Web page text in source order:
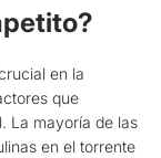
en la
que
La mayoría de las
en el torrente